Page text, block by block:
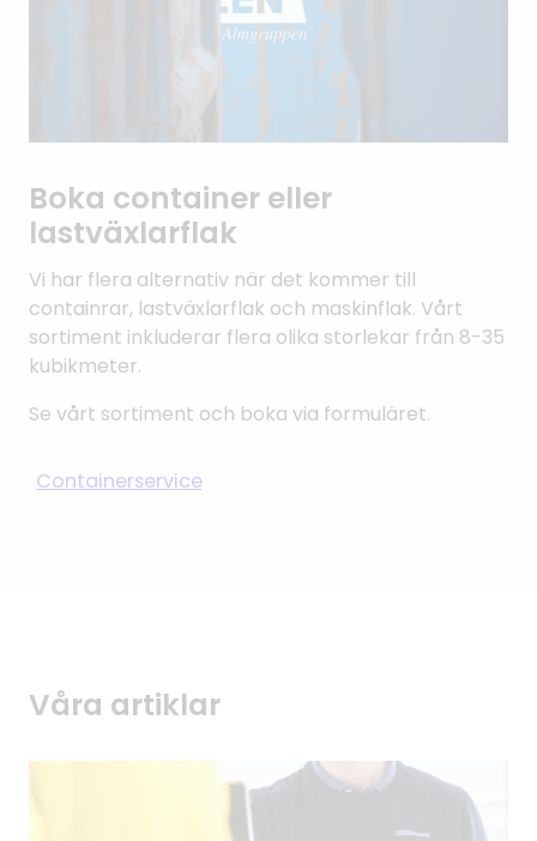
Boka container eller
lastväxlarflak
Vi har flera alternativ när det kommer till
containrar, lastväxlarflak och maskinflak. Vårt
sortiment inkluderar flera olika storlekar från 8-35
kubikmeter.
Se vårt sortiment och boka via formuläret.
Containerservice
Våra artiklar